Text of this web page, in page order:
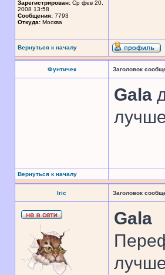
Зарегистрирован: Ср фев 20,
2008 13:58
Сообщения: 7793
Откуда: Москва
Вернуться к началу
Фунтичек Заголовок
Gala
Вернуться к началу
Iric Заголовок
Gala